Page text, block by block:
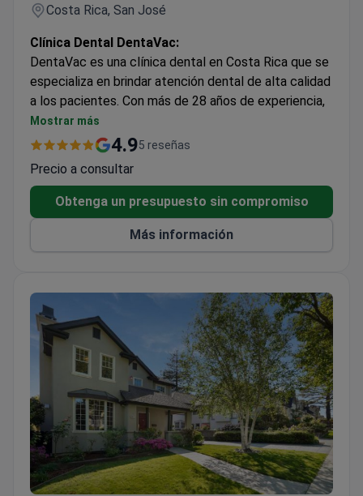
Costa Rica, San José
Clínica Dental DentaVac:
DentaVac es una clínica dental en Costa Rica que se
especializa en brindar atención dental de alta calidad
a los pacientes. Con más de 28 años de experiencia,
la clínica ha tratado a más de 10.000 pacientes y es
una de las mejores prácticas en turismo dental. La
completa, odontología cosmética, tratamientos de
conducto y más. Su equipo de especialistas dentales
tiene mucha experiencia y utiliza la última tecnología
y materiales aprobados por la FDA para brindar los
especiales ofrecidos incluyen servicio de traslado
privado gratuito, hotel/clínica/hotel, servicio de
traslado privado gratuito,
aeropuerto/hotel/aeropuerto, y más. Los pacientes
pueden ahorrar hasta un 50% - 70% de descuento en
su trabajo dental.
Mostrar más
4.95 reseñas
Precio a consultar
Obtenga un presupuesto sin compromiso
Más información